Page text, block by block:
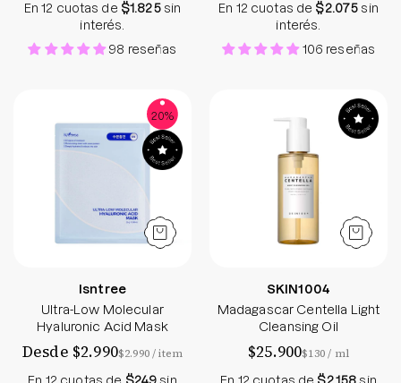
En 12 cuotas de $1.825sin
interés.
98 reseñas
En 12 cuotas de $2.075sin
interés.
106 reseñas
Ultra-Low Molecular Hyaluronic Acid Mask
20%
Isntree
Ultra-Low Molecular
Hyaluronic Acid Mask
Desde $2.990$2.990/por
item
Madagascar
SKIN1004
Madagascar Centella Light
Cleansing Oil
$25.900$130/ por
ml